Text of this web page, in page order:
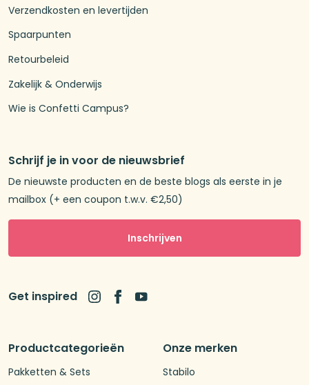
Productcategorieën
Pakketten & Sets
Onze merken
Stabilo
Verzendkosten en levertijden
Spaarpunten
Retourbeleid
Zakelijk & Onderwijs
Wie is Confetti Campus?
Schrijf je in voor de nieuwsbrief
De nieuwste producten en de beste blogs als eerste in je
mailbox (+ een coupon t.w.v. €2,50)
Inschrijven
Get inspired